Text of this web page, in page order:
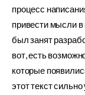
процесс
привести мысли в
был занят
вот, есть
которые
этот текст